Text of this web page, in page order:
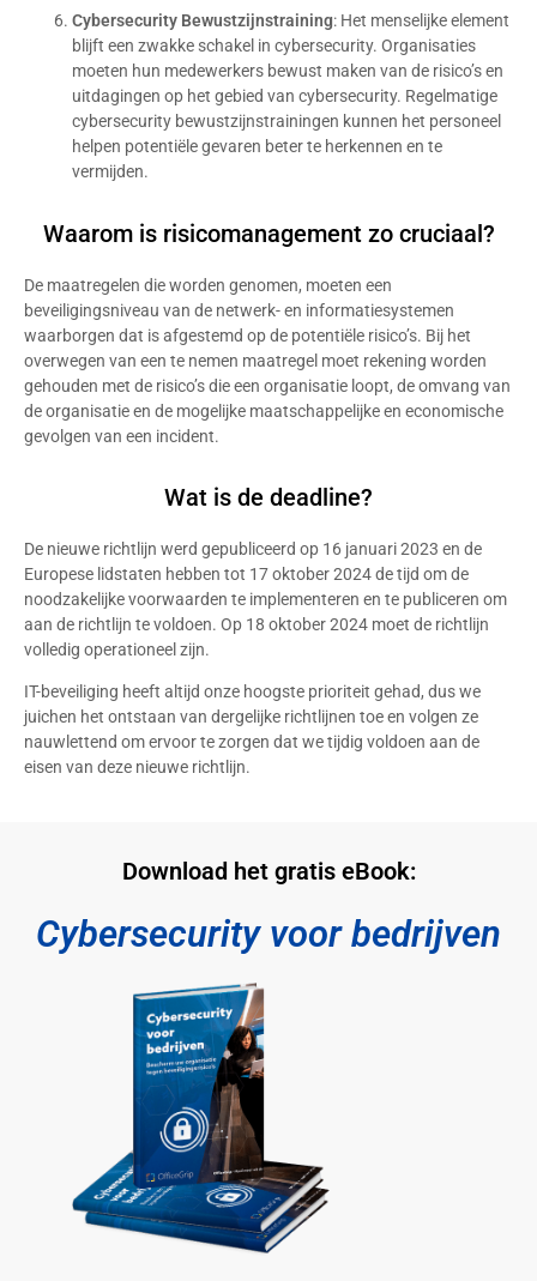
Cybersecurity Bewustzijnstraining: Het menselijke element
blijft een zwakke schakel in cybersecurity. Organisaties
moeten hun medewerkers bewust maken van de risico’s en
uitdagingen op het gebied van cybersecurity. Regelmatige
cybersecurity bewustzijnstrainingen kunnen het personeel
helpen potentiële gevaren beter te herkennen en te
vermijden.
Waarom is risicomanagement zo cruciaal?
De maatregelen die worden genomen, moeten een
beveiligingsniveau van de netwerk- en informatiesystemen
waarborgen dat is afgestemd op de potentiële risico’s. Bij het
overwegen van een te nemen maatregel moet rekening worden
gehouden met de risico’s die een organisatie loopt, de omvang van
de organisatie en de mogelijke maatschappelijke en economische
gevolgen van een incident.
Wat is de deadline?
De nieuwe richtlijn werd gepubliceerd op 16 januari 2023 en de
Europese lidstaten hebben tot 17 oktober 2024 de tijd om de
noodzakelijke voorwaarden te implementeren en te publiceren om
aan de richtlijn te voldoen. Op 18 oktober 2024 moet de richtlijn
volledig operationeel zijn.
IT-beveiliging heeft altijd onze hoogste prioriteit gehad, dus we
juichen het ontstaan van dergelijke richtlijnen toe en volgen ze
nauwlettend om ervoor te zorgen dat we tijdig voldoen aan de
eisen van deze nieuwe richtlijn.
Download het gratis eBook:
Cybersecurity voor bedrijven